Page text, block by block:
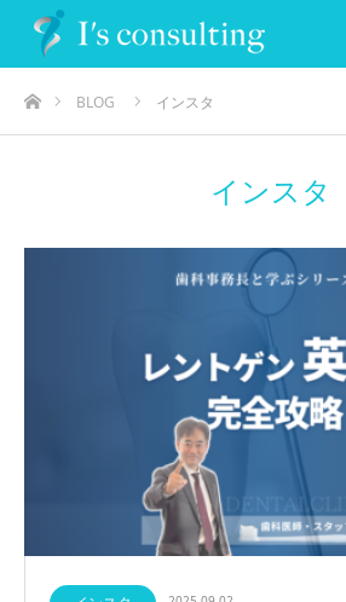
ホームBLOG インスタ
インスタ